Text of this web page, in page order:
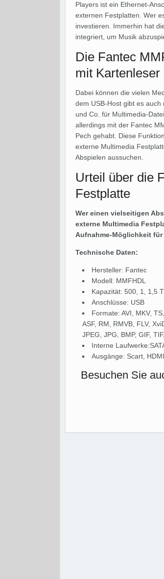
Players ist ein Ethernet-
externen Festplatten. Wer
investieren. Immerhin hat
integriert, um Musik
Die Fantec
mit Kartenleser
Dabei können die vielen
dem USB-Host gibt es
und Co. für Multimedia-
allerdings mit der Fantec
Pech gehabt. Diese
externe Multimedia
Abspielen aussuchen.
Urteil über die
Festplatte
Wer einen vielseitigen
externe Multimedia
Aufnahme-Möglichkeit
Technische Daten:
Hersteller: Fantec
Modell: MMFHDL
Kapazität: 500, 1, 1,5
Anschlüsse: USB
Formate: AVI, MKV,
ASF, RM, RMVB, FLV,
JPEG, JPG, BMP, GIF,
Interne
Ausgänge: Scart,
Besuchen Sie